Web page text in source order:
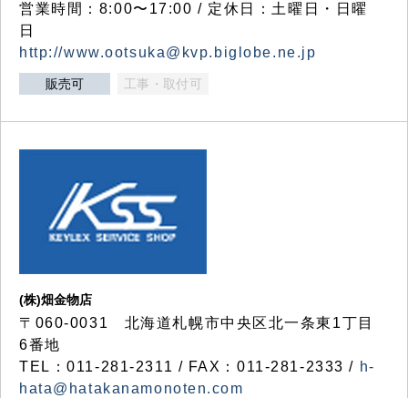
営業時間：8:00〜17:00 / 定休日：土曜日・日曜
日
http://www.ootsuka@kvp.biglobe.ne.jp
販売可 工事・取付可
(株)畑金物店
〒060-0031 北海道札幌市中央区北一条東1丁目
6番地
TEL：011-281-2311 / FAX：011-281-2333 / h-
hata@hatakanamonoten.com